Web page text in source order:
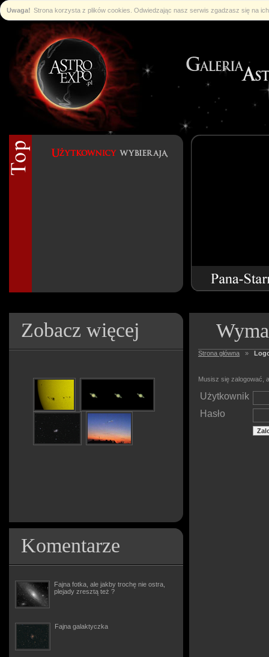
Uwaga! Strona korzysta z plików cookies. Odwiedzając nasz serwis zgadzasz się na
Zobacz więcej
Komentarze
Fajna fotka, ale jakby trochę nie ostra,
plejady zresztą też ?
Fajna galaktyczka
Strona główna »
Musisz się zalogować,
Użytkownik
Hasło